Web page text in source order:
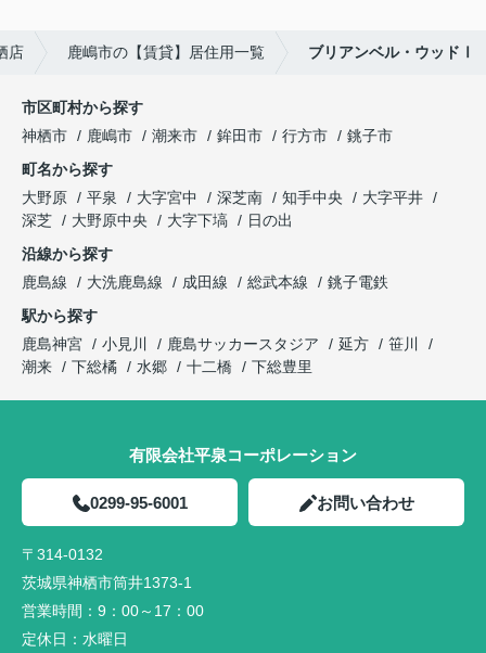
店 鹿嶋市の【賃貸】居住用一覧 ブリアンベル・ウッドⅠ
市区町村から探す
神栖市
鹿嶋市 潮来市 鉾田市 行方市
銚子市
町名から探す
大野原
平泉 大字宮中 深芝南 知手中央
大字平井
深芝
大野原中央 大字下塙
日の出
沿線から探す
鹿島線
大洗鹿島線 成田線 総武本線
銚子電鉄
駅から探す
鹿島神宮
小見川 鹿島サッカースタジア 延方
笹川
潮来
下総橘 水郷 十二橋 下総豊里
有限会社平泉コーポレーション
0299-95-6001 お問い合わせ
〒314-0132
茨城県神栖市筒井1373-1
営業時間： 9：00～17：00
定休日： 水曜日